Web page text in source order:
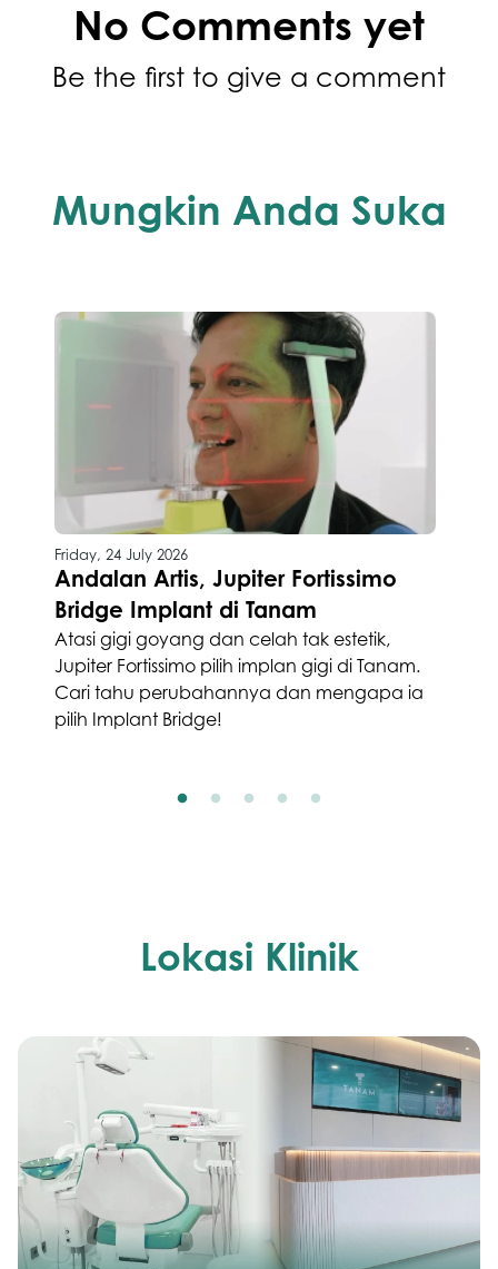
No Comments yet
Be the first to give a comment
Mungkin Anda Suka
Friday, 24 July 2026
Andalan Artis, Jupiter Fortissimo
Bridge Implant di Tanam
Atasi gigi goyang dan celah tak estetik,
Jupiter Fortissimo pilih implan gigi di Tanam.
Cari tahu perubahannya dan mengapa ia
pilih Implant Bridge!
Lokasi Klinik